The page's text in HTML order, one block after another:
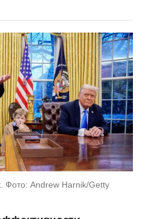
Фото: Andrew Harnik/Getty